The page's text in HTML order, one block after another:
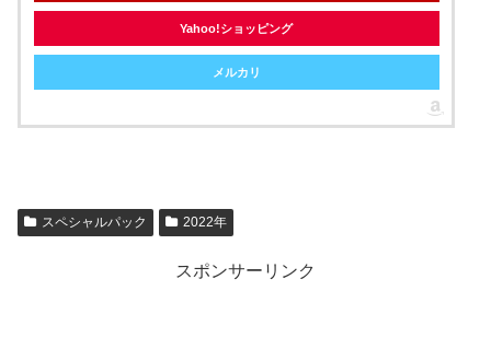
Yahoo!ショッピング
メルカリ
スペシャルパック 2022年
スポンサーリンク